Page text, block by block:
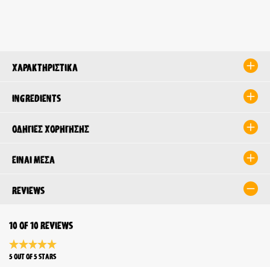
Χαρακτηριστικά
Ingredients
Οδηγίες χορήγησης
Είναι μέσα
Reviews
10 of 10 reviews
Average rating 5 of 5 Stars
5 out of 5 stars